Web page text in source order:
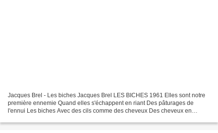
Jacques Brel - Les biches Jacques Brel LES BICHES 1961 Elles sont notre
première ennemie Quand elles s'échappent en riant Des pâturages de
l'ennui Les biches Avec des cils comme des cheveux Des cheveux en